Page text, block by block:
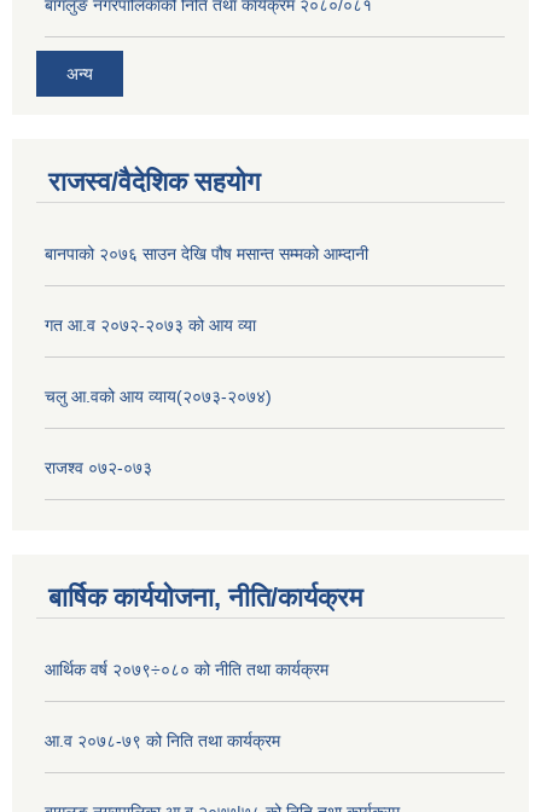
बागलुङ नगरपालिकाको निति तथा कार्यक्रम २०८०/०८१
अन्य
राजस्व/वैदेशिक सहयोग
बानपाको २०७६ साउन देखि पौष मसान्त सम्मको आम्दानी
गत आ.व २०७२-२०७३ को आय व्या
चलु आ.वको आय व्याय(२०७३-२०७४)
राजश्व ०७२-०७३
बार्षिक कार्ययोजना, नीति/कार्यक्रम
आर्थिक वर्ष २०७९÷०८० को नीति तथा कार्यक्रम
आ.व २०७८-७९ को निति तथा कार्यक्रम